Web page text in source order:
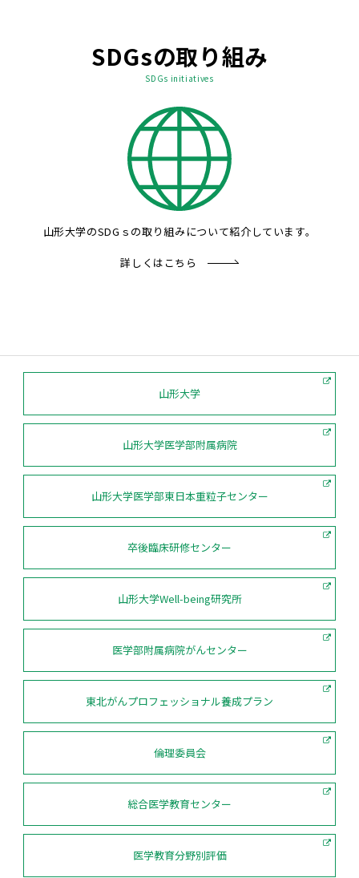
SDGsの取り組み
SDGs initiatives
山形大学のSDGｓの取り組みについて紹介しています。
詳しくはこちら
山形大学
山形大学医学部附属病院
山形大学医学部東日本重粒子センター
卒後臨床研修センター
山形大学Well-being研究所
医学部附属病院がんセンター
東北がんプロフェッショナル養成プラン
倫理委員会
総合医学教育センター
医学教育分野別評価